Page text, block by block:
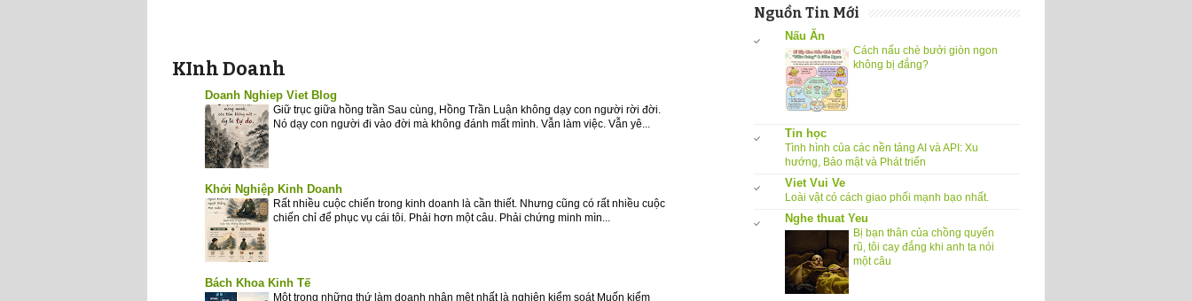
KInh Doanh
Doanh Nghiep Viet Blog
Giữ trục giữa hồng trần Sau cùng, Hồng Trần Luận không dạy con người rời đời.
Nó dạy con người đi vào đời mà không đánh mất mình. Vẫn làm việc. Vẫn yê...
Khởi Nghiệp Kinh Doanh
Rất nhiều cuộc chiến trong kinh doanh là cần thiết. Nhưng cũng có rất nhiều cuộc
chiến chỉ để phục vụ cái tôi. Phải hơn một câu. Phải chứng minh mìn...
Bách Khoa Kinh Tế
Một trong những thứ làm doanh nhân mệt nhất là nghiện kiểm soát Muốn kiểm
Nguồn Tin Mới
Nấu Ăn
Cách nấu chè bưởi giòn ngon
không bị đắng?
Tin học
Tình hình của các nền tảng AI và API: Xu
hướng, Bảo mật và Phát triển
Viet Vui Ve
Loài vật có cách giao phối mạnh bạo nhất.
Nghe thuat Yeu
Bị bạn thân của chồng quyến
rũ, tôi cay đắng khi anh ta nói
một câu